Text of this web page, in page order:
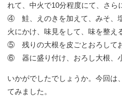
れて、中火で10分程度にて、さら
④ 鮭、えのきを加えて、みそ、
火にかけ、味見をして、味を整え
⑤ 残りの大根を皮ごとおろしてお
⑥ 器に盛り付け、おろし大根、
いかがでしたでしょうか。今回は
てみました。